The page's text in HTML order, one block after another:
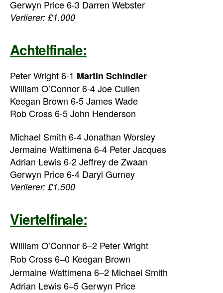
Gerwyn Price 6-3 Darren Webster
Verlierer: £1.000
Achtelfinale:
Peter Wright 6-1 Martin Schindler
William O’Connor 6-4 Joe Cullen
Keegan Brown 6-5 James Wade
Rob Cross 6-5 John Henderson
Michael Smith 6-4 Jonathan Worsley
Jermaine Wattimena 6-4 Peter Jacques
Adrian Lewis 6-2 Jeffrey de Zwaan
Gerwyn Price 6-4 Daryl Gurney
Verlierer: £1.500
Viertelfinale:
William O’Connor6–2 Peter Wright
Rob Cross6–0 Keegan Brown
Jermaine Wattimena6–2 Michael Smith
Adrian Lewis6–5Gerwyn Price